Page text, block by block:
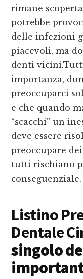
rimane
potrebbe
delle infezioni
piacevoli, ma
denti
importanza,
preoccuparci
e che quando
“scacchi” un
deve essere
preoccupare
tutti rischiano
conseguenziale.
Listino
Dentale
singolo